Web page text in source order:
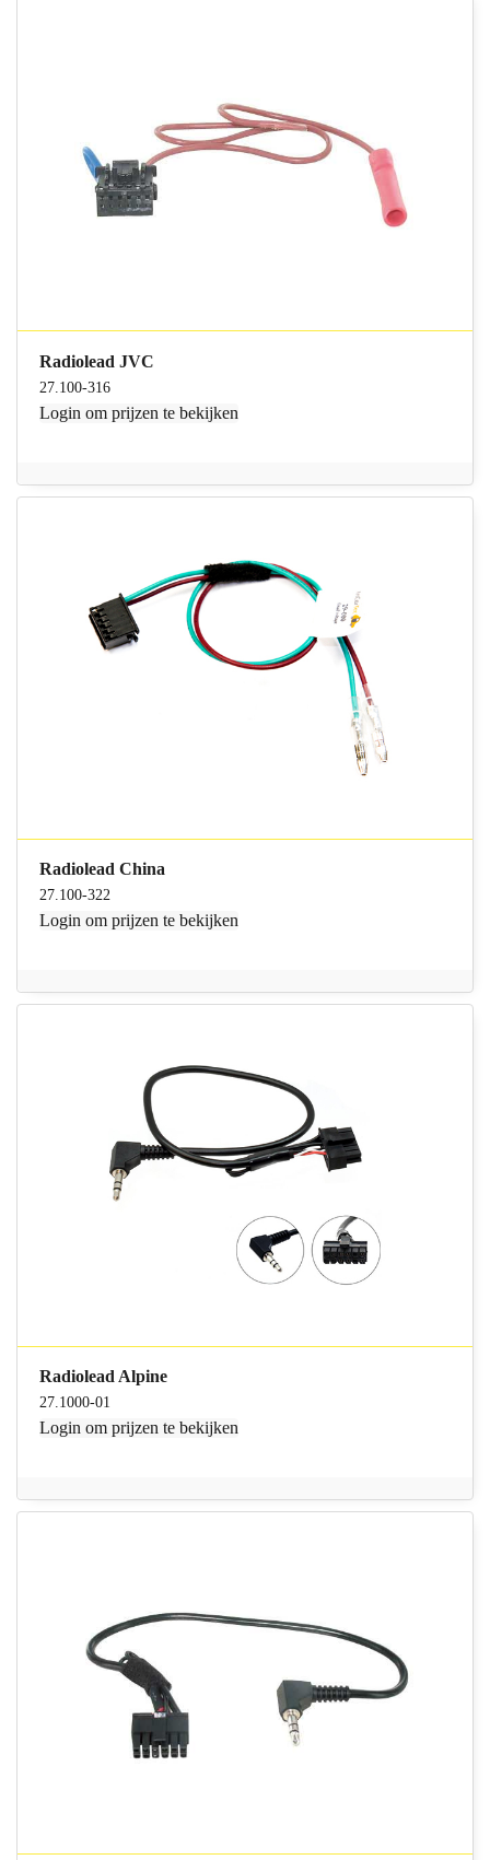
Radiolead JVC
27.100-316
Login om prijzen te bekijken
Radiolead China
27.100-322
Login om prijzen te bekijken
Radiolead Alpine
27.1000-01
Login om prijzen te bekijken